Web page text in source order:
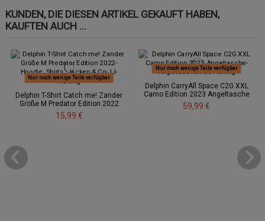
KUNDEN, DIE DIESEN ARTIKEL GEKAUFT HABEN,
KAUFTEN AUCH ...
Nur noch wenige Teile verfügbar
Delphin T-Shirt Catch me! Zander
Größe M Predator Edition 2022
15,99 €
Nur noch wenige Teile verfügbar
Delphin CarryAll Space C2G XXL
Camo Edition 2023 Angeltasche
59,99 €